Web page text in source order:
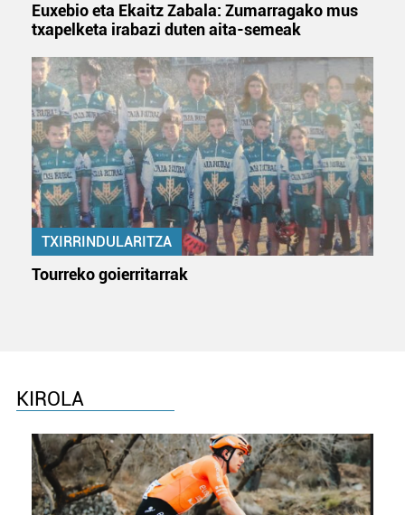
Euxebio eta Ekaitz Zabala: Zumarragako mus
txapelketa irabazi duten aita-semeak
TXIRRINDULARITZA
Tourreko goierritarrak
KIROLA